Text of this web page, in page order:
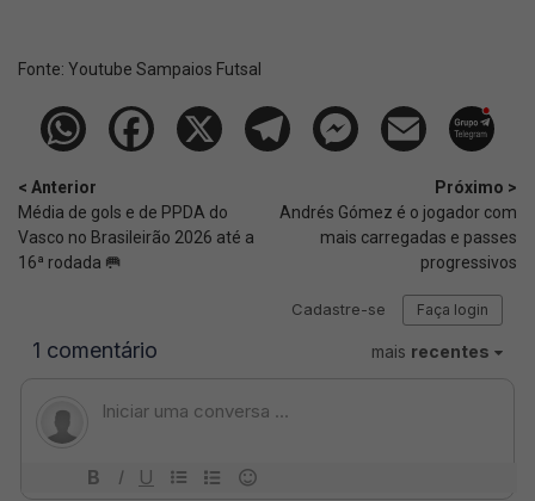
Fonte: Youtube Sampaios Futsal
< Anterior
Média de gols e de PPDA do
Vasco no Brasileirão 2026 até a
16ª rodada 🥅
Próximo >
Andrés Gómez é o jogador com
mais carregadas e passes
progressivos